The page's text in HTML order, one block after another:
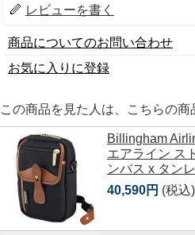
レビューを書く
商品についてのお問い合わせ
お気に入りに登録
この商品を見た人は、こちらの商
Billingham
エアライン ス
ンバス x タン
40,590円 (税込)